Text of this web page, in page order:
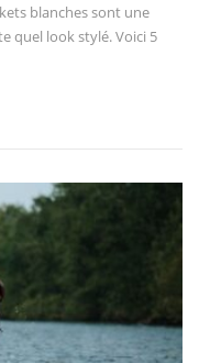
blanches sont une
quel look stylé. Voici 5